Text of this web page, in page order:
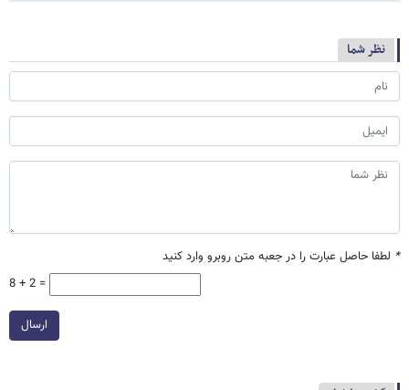
نظر شما
* لطفا حاصل عبارت را در جعبه متن روبرو وارد کنید
8 + 2 =
ارسال